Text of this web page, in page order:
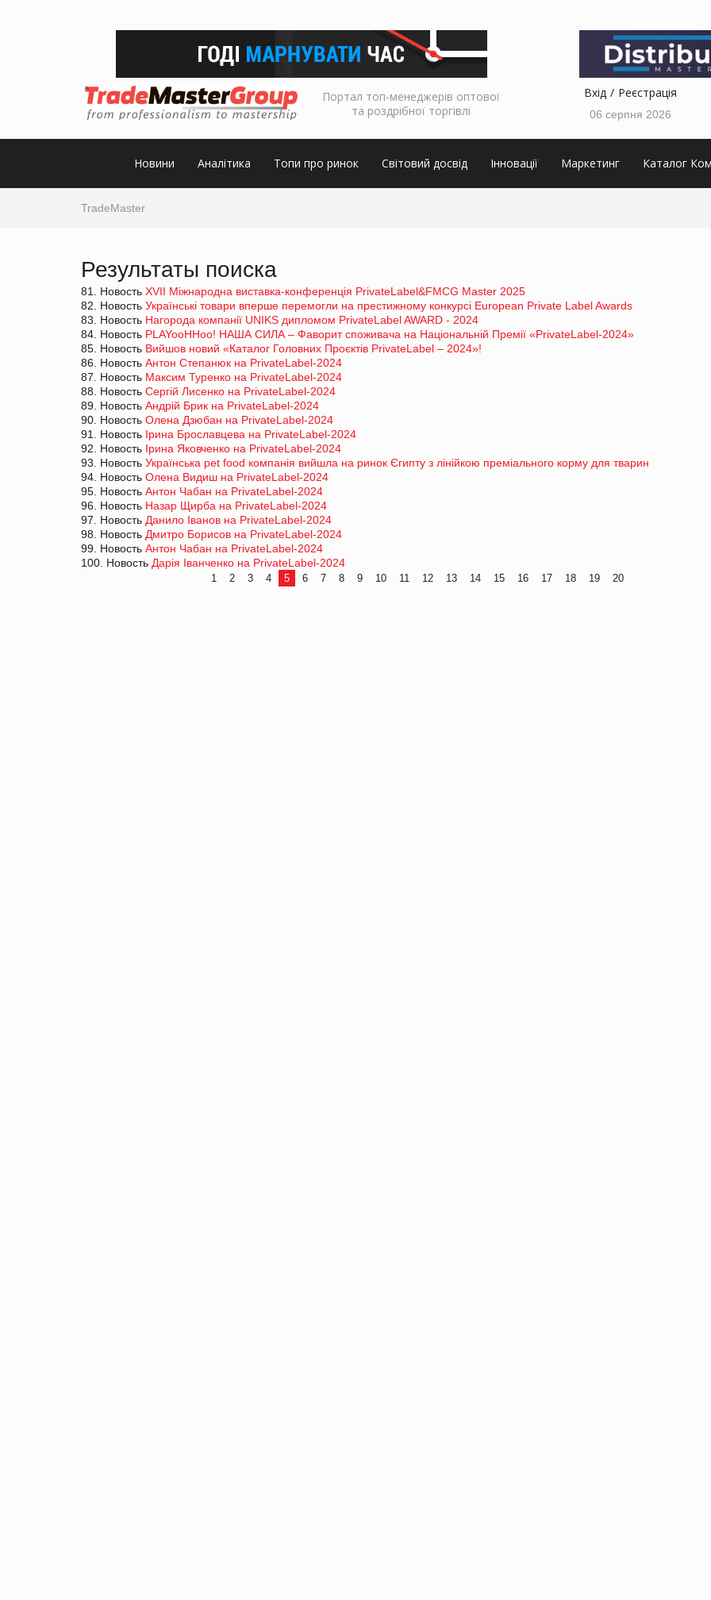
Портал топ-менеджерів оптової
та роздрібної торгівлі
Вхід Реєстрація
06 серпня 2026
Новини Аналітика Топи про ринок Світовий досвід Інновації Маркетинг Каталог
TradeMaster
Результаты поиска
81. Новость XVІІ Міжнародна виставка-конференція PrivateLabel&FMCG Master 2025
82. Новость Українські товари вперше перемогли на престижному конкурсі European Private Label Awards
83. Новость Нагорода компанії UNIKS дипломом PrivateLabel AWARD - 2024
84. Новость PLAYooHHoo! НАША СИЛА – Фаворит споживача на Національній Премії «PrivateLabel-2024»
85. Новость Вийшов новий «Каталог Головних Проєктів PrivateLabel – 2024»!
86. Новость Антон Степанюк на PrivateLabel-2024
87. Новость Максим Туренко на PrivateLabel-2024
88. Новость Сергій Лисенко на PrivateLabel-2024
89. Новость Андрій Брик на PrivateLabel-2024
90. Новость Олена Дзюбан на PrivateLabel-2024
91. Новость Ірина Брославцева на PrivateLabel-2024
92. Новость Ірина Яковченко на PrivateLabel-2024
93. Новость Українська pet food компанія вийшла на ринок Єгипту з лінійкою преміального корму для тварин
94. Новость Олена Видиш на PrivateLabel-2024
95. Новость Антон Чабан на PrivateLabel-2024
96. Новость Назар Щирба на PrivateLabel-2024
97. Новость Данило Іванов на PrivateLabel-2024
98. Новость Дмитро Борисов на PrivateLabel-2024
99. Новость Антон Чабан на PrivateLabel-2024
100. Новость Дарія Іванченко на PrivateLabel-2024
1 2 3 4 5 6 7 8 9 10 11 12 13 14 15 16 17 18 19 20